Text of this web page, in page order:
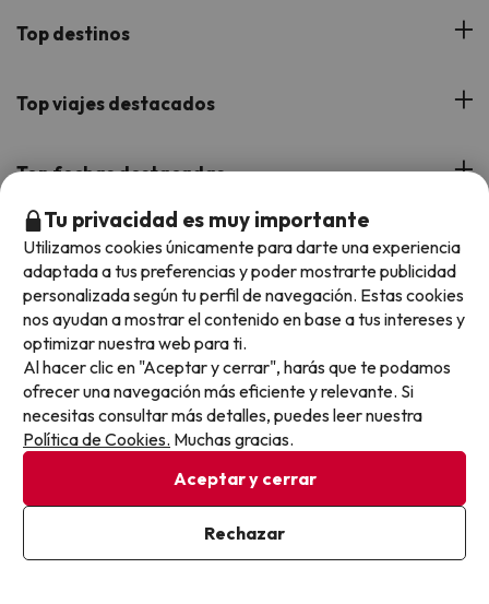
¿Quiénes somos?
Buscounchollo en los medios
Web Corporativa
Proveedores
Opiniones de nuestros clientes
Viajes para grupos
Top destinos
Hoteles Andalucía
Hoteles Portugal
Hoteles Valencia
Hoteles Galicia
Hoteles en Islas
Hoteles Salou
Top viajes destacados
Viajes con Niños
Viajes de Ciudad
Viajes de Novios
Viajes con mascotas
Chollos con Todo Incluido
Chollos en la playa
Chollos con Vuelo Incluido
Hoteles con toboganes
Selección de la Newsletter
Top fechas destacadas
Verano
Puente de Agosto
Vacaciones en Agosto
Vacaciones en Septiembre
Vacaciones en Octubre
Vacaciones en Noviembre
Info y ayuda
Contáctanos
Preguntas frecuentes
Descarga GRATIS nuestra app
Más de 3 MILLONES de descargas y una valoración de 4,7/5.
Tu privacidad es muy importante
Utilizamos cookies únicamente para darte una experiencia
adaptada a tus preferencias y poder mostrarte publicidad
personalizada según tu perfil de navegación. Estas cookies
nos ayudan a mostrar el contenido en base a tus intereses y
optimizar nuestra web para ti.
Al hacer clic en "Aceptar y cerrar", harás que te podamos
ofrecer una navegación más eficiente y relevante. Si
necesitas consultar más detalles, puedes leer nuestra
Política de Cookies. Muchas gracias.
Aceptar y cerrar
Rechazar